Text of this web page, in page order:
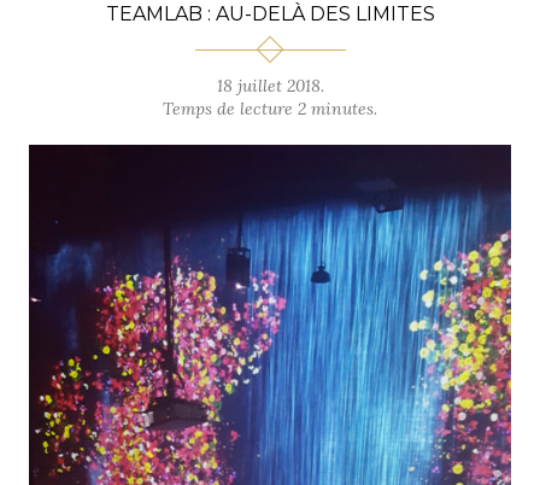
TEAMLAB : AU-DELÀ DES LIMITES
18 juillet 2018.
Temps de lecture 2 minutes.